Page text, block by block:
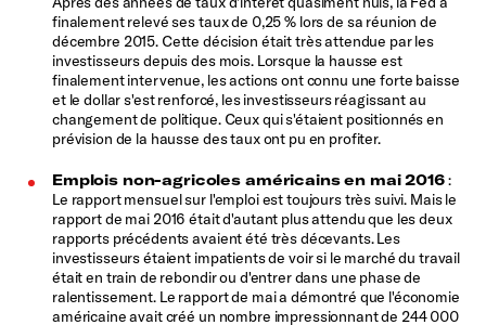
finalement relevé ses taux de 0,25 % lors de sa réunion de
décembre 2015. Cette décision était très attendue par les
investisseurs depuis des mois. Lorsque la hausse est
finalement intervenue, les actions ont connu une forte baisse
et le dollar s'est renforcé, les investisseurs réagissant au
changement de politique. Ceux qui s'étaient positionnés en
prévision de la hausse des taux ont pu en profiter.
Emplois non-agricoles américains en mai 2016:
Le rapport mensuel sur l'emploi est toujours très suivi. Mais le
rapport de mai 2016 était d'autant plus attendu que les deux
rapports précédents avaient été très décevants. Les
investisseurs étaient impatients de voir si le marché du travail
était en train de rebondir ou d'entrer dans une phase de
ralentissement. Le rapport de mai a démontré que l'économie
américaine avait créé un nombre impressionnant de 244 000